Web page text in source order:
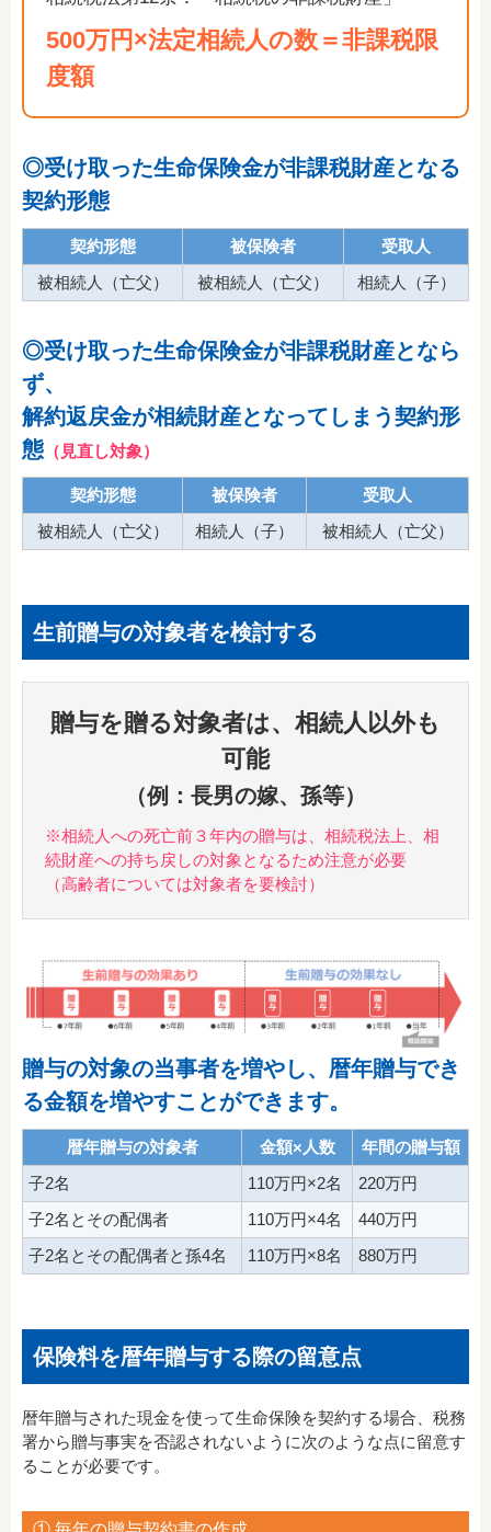
500万円×法定相続人の数＝非課税限
度額
◎受け取った生命保険金が非課税財産となる
契約形態
契約形態 被保険者
受取人
被相続人（亡父）
被相続人（亡父） 相続人（子）
◎受け取った生命保険金が非課税財産となら
ず、
解約返戻金が相続財産となってしまう契約形
態 （見直し対象）
契約形態 被保険者
受取人
被相続人（亡父）
相続人（子） 被相続人（亡父）
生前贈与の対象者を検討する
贈与を贈る対象者は、相続人以外も
可能
（例：長男の嫁、孫等）
※相続人への死亡前３年内の贈与は、相続税法上、相
続財産への持ち戻しの対象となるため注意が必要
（高齢者については対象者を要検討）
贈与の対象の当事者を増やし、暦年贈与でき
る金額を増やすことができます。
暦年贈与の対象者 金額×人数
年間の贈与額
子2名
110万円×2名
220万円
子2名とその配偶者
110万円×4名
440万円
子2名とその配偶者と孫4名
110万円×8名 880万円
保険料を暦年贈与する際の留意点
暦年贈与された現金を使って生命保険を契約する場合、税務
署から贈与事実を否認されないように次のような点に留意す
ることが必要です。